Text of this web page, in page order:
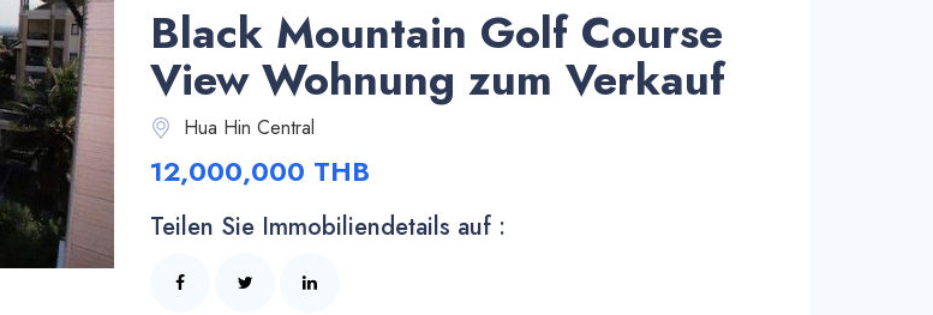
Black Mountain Golf Course
View Wohnung zum Verkauf
Hua Hin Central
12,000,000 THB
Teilen Sie Immobiliendetails auf :